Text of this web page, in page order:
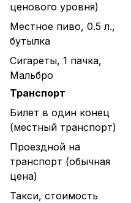
ценового уровня)
Местное пиво, 0.5 л.,
бутылка
Сигареты, 1 пачка,
Мальбро
Транспорт
Билет в один конец
(местный транспорт)
Проездной на
транспорт (обычная
цена)
Такси, стоимость